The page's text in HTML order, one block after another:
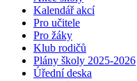
Kalendář akcí
Pro učitele
Pro žáky
Klub rodičů
Plány školy 2025-2026
Úřední deska